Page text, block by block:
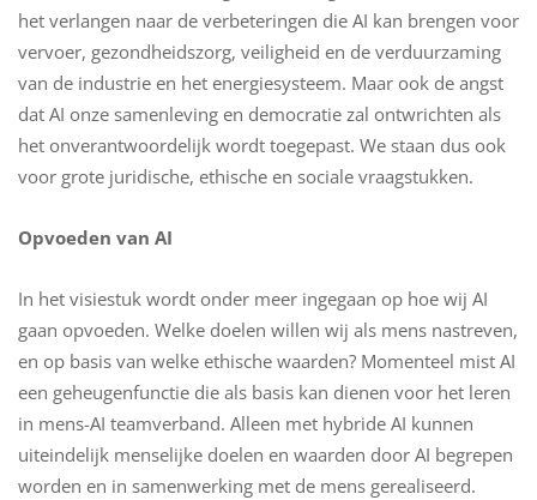
het verlangen naar de verbeteringen die AI kan brengen voor
vervoer, gezondheidszorg, veiligheid en de verduurzaming
van de industrie en het energiesysteem. Maar ook de angst
dat AI onze samenleving en democratie zal ontwrichten als
het onverantwoordelijk wordt toegepast. We staan dus ook
voor grote juridische, ethische en sociale vraagstukken.
Opvoeden van AI
In het visiestuk wordt onder meer ingegaan op hoe wij AI
gaan opvoeden. Welke doelen willen wij als mens nastreven,
en op basis van welke ethische waarden? Momenteel mist AI
een geheugenfunctie die als basis kan dienen voor het leren
in mens-AI teamverband. Alleen met hybride AI kunnen
uiteindelijk menselijke doelen en waarden door AI begrepen
worden en in samenwerking met de mens gerealiseerd.